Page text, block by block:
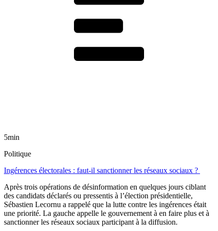
5min
Politique
Ingérences électorales : faut-il sanctionner les réseaux sociaux ?
Après trois opérations de désinformation en quelques jours ciblant
des candidats déclarés ou pressentis à l’élection présidentielle,
Sébastien Lecornu a rappelé que la lutte contre les ingérences était
une priorité. La gauche appelle le gouvernement à en faire plus et à
sanctionner les réseaux sociaux participant à la diffusion.